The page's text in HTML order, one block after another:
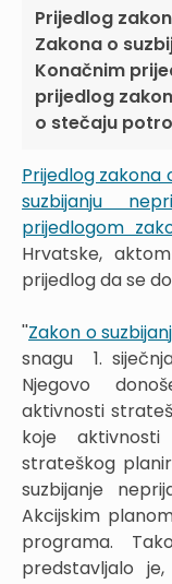
Prijedlog
Zakona o
Konačnim
prijedlog
o stečaju
Prijedlog zakona
suzbijanju
prijedlogom
Hrvatske,
prijedlog da se
''Zakon o
snagu 1.
Njegovo
aktivnosti
koje
strateškog
suzbijanje
Akcijskim
programa.
predstavljalo